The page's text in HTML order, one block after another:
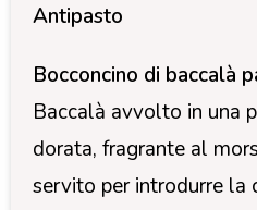
Antipasto
Bocconcino di baccalà
Baccalà avvolto in una
dorata, fragrante al
servito per introdurre la